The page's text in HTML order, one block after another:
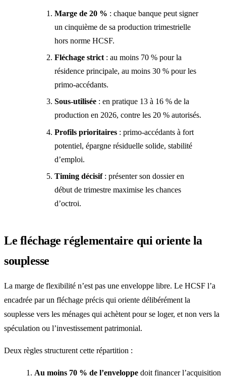
Marge de 20 % : chaque banque peut signer
un cinquième de sa production trimestrielle
hors norme HCSF.
Fléchage strict : au moins 70 % pour la
résidence principale, au moins 30 % pour les
primo-accédants.
Sous-utilisée : en pratique 13 à 16 % de la
production en 2026, contre les 20 % autorisés.
Profils prioritaires : primo-accédants à fort
potentiel, épargne résiduelle solide, stabilité
d’emploi.
Timing décisif: présenter son dossier en
début de trimestre maximise les chances
d’octroi.
Le fléchage réglementaire qui oriente la
souplesse
La marge de flexibilité n’est pas une enveloppe libre. Le HCSF l’a
encadrée par un fléchage précis qui oriente délibérément la
souplesse vers les ménages qui achètent pour se loger, et non vers la
spéculation ou l’investissement patrimonial.
Deux règles structurent cette répartition :
Au moins 70 % de l’enveloppe doit financer l’acquisition